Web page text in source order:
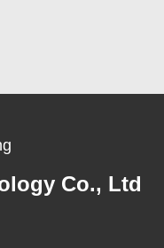
Co., Ltd